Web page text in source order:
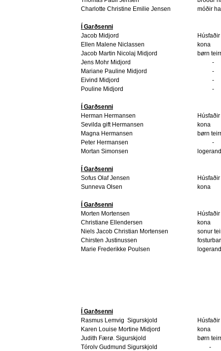
Charlotte Christine Emilie Jensen
móðir
Í Garðsenni
Jacob Midjord
Húsfaðir
Ellen Malene Niclassen
kona
Jacob Martin Nicolaj Midjord
børn
Jens Mohr Midjord
-
Mariane Pauline Midjord
-
Eivind Midjord
-
Pouline Midjord
-
Í Garðsenni
Herman Hermansen
Húsfaðir
Sevilda gift Hermansen
kona
Magna Hermansen
børn
Peter Hermansen
-
Mortan Simonsen
Í Garðsenni
Sofus Olaf Jensen
Húsfaðir
Sunneva Olsen
kona
Í Garðsenni
Morten Mortensen
Húsfaðir
Christiane Ellendersen
kona
Niels Jacob Christian Mortensen
sonur
Chirsten Justinussen
Marie Frederikke Poulsen
Í Garðsenni
Rasmus Lemvig Sigurskjold
Húsfaðir
Karen Louise Mortine Midjord
kona
Judith Færø. Sigurskjold
børn
Tórolv Gudmund Sigurskjold
-